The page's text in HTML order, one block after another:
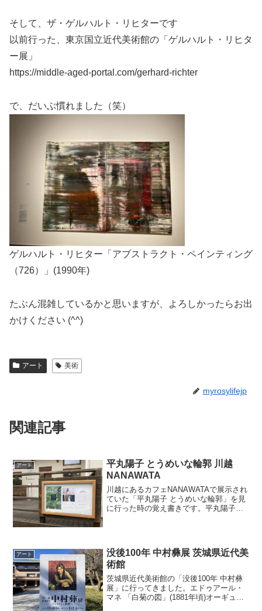
そして、ザ・ゲルハルト・リヒターです
以前行った、東京国立近代美術館の「ゲルハルト・リヒタ
ー展」
https://middle-aged-portal.com/gerhard-richter
で、だいぶ慣れました（笑）
ゲルハルト・リヒター「アブストラクト・ペインティング
（726）」(1990年)
たぶん混雑しているかと思いますが、よろしかったらお出
かけください (^^)
アート 美術
myrosylifejp
関連記事
アート
平丸陽子 とうめいな輪郭 川越
NANAWATA
川越にあるカフェNANAWATAで展示され
ていた「平丸陽子 とうめいな輪郭」を見
に行った時の覚え書きです。平丸陽子の
アート
没後100年 中村彝展 茨城県近代美
術館
茨城県近代美術館の「没後100年 中村彝
展」に行ってきました。エドゥアール・
マネ 「白菊の図」(1881年頃)オーギュス